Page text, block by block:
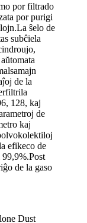
por filtrado
por purigi
ŝelo de
subĉiela
de la
128, kaj
de
kaj
efikeco de
de la gaso